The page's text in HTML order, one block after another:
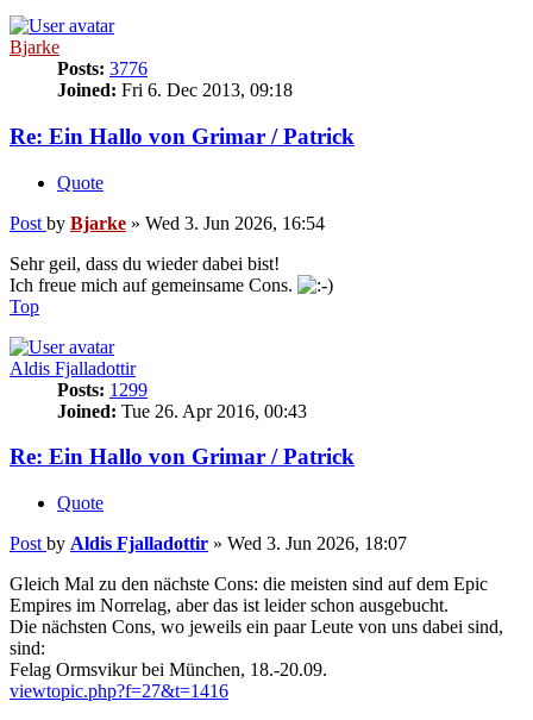
Bjarke
Posts: 3776
Joined: Fri 6. Dec 2013, 09:18
Re: Ein Hallo von Grimar / Patrick
Quote
Post by Bjarke » Wed 3. Jun 2026, 16:54
Sehr geil, dass du wieder dabei bist!
Ich freue mich auf gemeinsame Cons.
Top
Aldis Fjalladottir
Posts: 1299
Joined: Tue 26. Apr 2016, 00:43
Re: Ein Hallo von Grimar / Patrick
Quote
Post by Aldis Fjalladottir » Wed 3. Jun 2026, 18:07
Gleich Mal zu den nächste Cons: die meisten sind auf dem Epic
Empires im Norrelag, aber das ist leider schon ausgebucht.
Die nächsten Cons, wo jeweils ein paar Leute von uns dabei sind,
sind:
Felag Ormsvikur bei München, 18.-20.09.
viewtopic.php?f=27&t=1416